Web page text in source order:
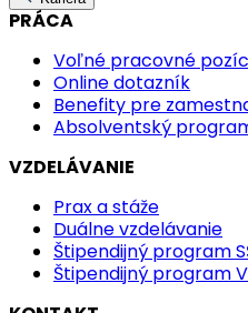
PRÁCA
Voľné pracovné
Online dotazník
Benefity pre
Absolventský
VZDELÁVANIE
Prax a stáže
Duálne vzdelávanie
Štipendijný program
Štipendijný program